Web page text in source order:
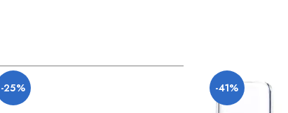
-25% -41%